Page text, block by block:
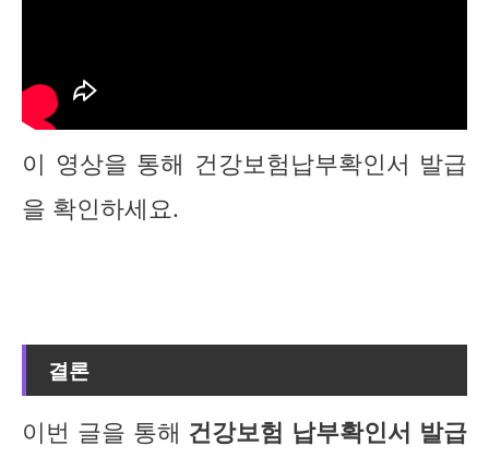
이 영상을 통해 건강보험납부확인서 발급
을 확인하세요.
결론
이번 글을 통해 건강보험 납부확인서 발급